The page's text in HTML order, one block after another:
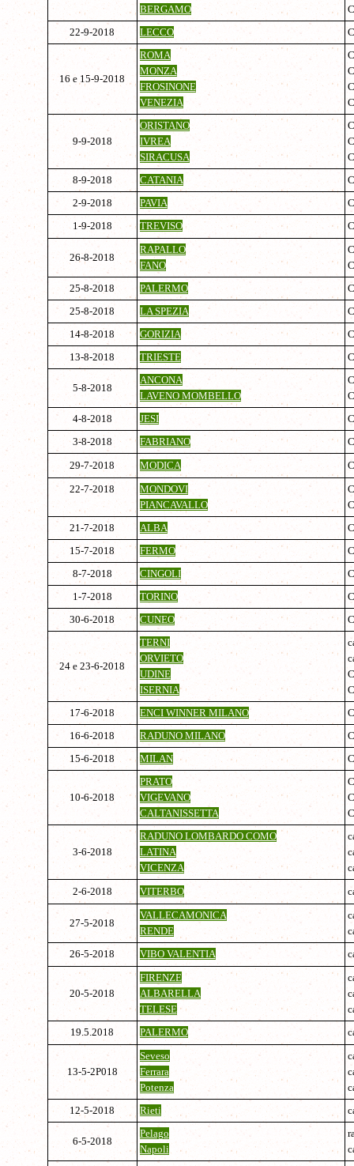
BERGAMO
22-9-2018
LECCO
16 e 15-9-2018
ROMA
MONZA
FROSINONE
VENEZIA
9-9-2018
ORISTANO
IVREA
SIRACUSA
8-9-2018
CATANIA
2-9-2018
PAVIA
1-9-2018
TREVISO
26-8-2018
RAPALLO
FANO
25-8-2018
PALERMO
25-8-2018
LA SPEZIA
14-8-2018
GORIZIA
13-8-2018
TRIESTE
5-8-2018
ANCONA
LAVENO MOMBELLO
4-8-2018
JESI
3-8-2018
FABRIANO
29-7-2018
MODICA
22-7-2018
MONDOVI
PIANCAVALLO
21-7-2018
ALBA
15-7-2018
FERMO
8-7-2018
CINGOLI
1-7-2018
TORINO
30-6-2018
CUNEO
24 e 23-6-2018
TERNI
ORVIETO
UDINE
ISERNIA
17-6-2018
ENCI WINNER MILANO
16-6-2018
RADUNO MILANO
15-6-2018
MILAN
10-6-2018
PRATO
VIGEVANO
CALTANISSETTA
3-6-2018
RADUNO LOMBARDO COMO
LATINA
VICENZA
2-6-2018
VITERBO
27-5-2018
VALLECAMONICA
RENDE
26-5-2018
VIBO VALENTIA
20-5-2018
FIRENZE
ALBARELLA
TELESE
19.5.2018
PALERMO
13-5-2P018
Seveso
Ferrara
Potenza
12-5-2018
Rieti
6-5-2018
Pelago
Napoli